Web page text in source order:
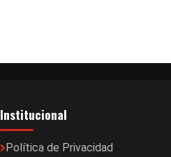
Institucional
Política de Privacidad